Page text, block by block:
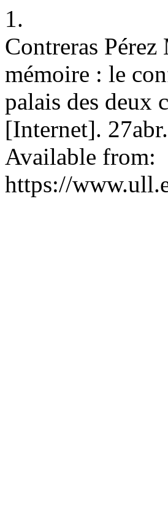
1.
Contreras Pérez
mémoire : le
palais des deux
[Internet].
Available from:
https://